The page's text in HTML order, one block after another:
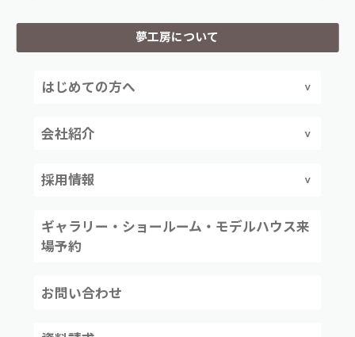
夢工房について
はじめての方へ
会社紹介
採用情報
ギャラリー・ショールーム・モデルハウス来
場予約
お問い合わせ